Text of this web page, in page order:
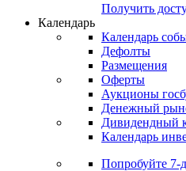
Получить
Календарь
Календарь
Дефолты
Размещения
Оферты
Аукционы
Денежный
Дивидендный
Календарь
Попробуйте 7-